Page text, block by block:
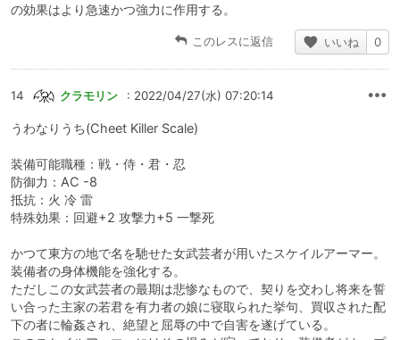
の効果はより急速かつ強力に作用する。
このレスに返信 いいね 0
14 クラモリン : 2022/04/27(水) 07:20:14
うわなりうち(Cheet Killer Scale)
装備可能職種：戦・侍・君・忍
防御力：AC -8
抵抗：火 冷 雷
特殊効果：回避+2 攻撃力+5 一撃死
かつて東方の地で名を馳せた女武芸者が用いたスケイルアーマー。
装備者の身体機能を強化する。
ただしこの女武芸者の最期は悲惨なもので、契りを交わし将来を誓
い合った主家の若君を有力者の娘に寝取られた挙句、買収された配
下の者に輪姦され、絶望と屈辱の中で自害を遂げている。